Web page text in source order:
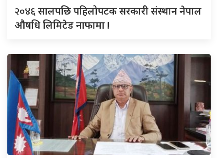
२०४६सालपछि पहिलोपटक सरकारी संस्थान नेपाल
औषधि लिमिटेड नाफामा !